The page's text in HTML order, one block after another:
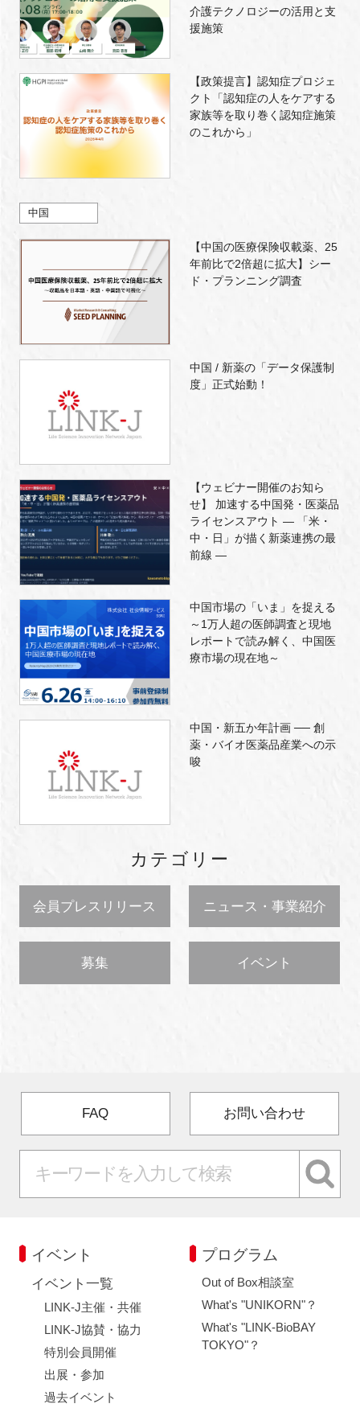
介護テクノロジーの活用と支
援施策
【政策提言】認知症プロジェ
クト「認知症の人をケアする
家族等を取り巻く認知症施策
のこれから」
中国
【中国の医療保険収載薬、25
年前比で2倍超に拡大】シー
ド・プランニング調査
中国 / 新薬の「データ保護制
度」正式始動！
【ウェビナー開催のお知ら
せ】 加速する中国発・医薬品
ライセンスアウト ― 「米・
中・日」が描く新薬連携の最
前線 ―
中国市場の「いま」を捉える
～1万人超の医師調査と現地
レポートで読み解く、中国医
療市場の現在地～
中国・新五か年計画 ── 創
薬・バイオ医薬品産業への示
唆
カテゴリー
会員プレスリリース ニュース・事業紹介
募集 イベント
FAQ お問い合わせ
イベント
イベント一覧
LINK-J主催・共催
LINK-J協賛・協力
特別会員開催
出展・参加
過去イベント
プログラム
Out of Box相談室
What's "UNIKORN"？
What's "LINK-BioBAY
TOKYO"？